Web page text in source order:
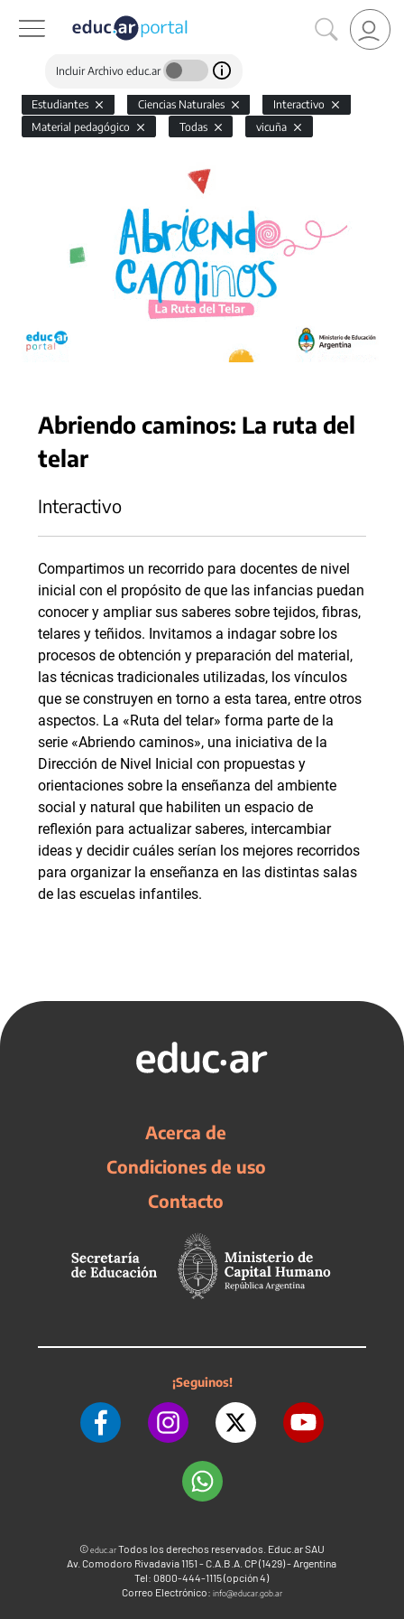
Incluir Archivo educ.ar
Estudiantes Ciencias Naturales
Interactivo
Material pedagógico
Todas vicuña
Abriendo caminos: La ruta del
telar
Interactivo
Compartimos un recorrido para docentes de nivel
inicial con el propósito de que las infancias puedan
conocer y ampliar sus saberes sobre tejidos, fibras,
telares y teñidos. Invitamos a indagar sobre los
procesos de obtención y preparación del material,
las técnicas tradicionales utilizadas, los vínculos
que se construyen en torno a esta tarea, entre otros
aspectos. La «Ruta del telar» forma parte de la
serie «Abriendo caminos», una iniciativa de la
Dirección de Nivel Inicial con propuestas y
orientaciones sobre la enseñanza del ambiente
social y natural que habiliten un espacio de
reflexión para actualizar saberes, intercambiar
ideas y decidir cuáles serían los mejores recorridos
para organizar la enseñanza en las distintas salas
de las escuelas infantiles.
Acerca de
Condiciones de uso
Contacto
¡Seguinos!
©educ.arTodos los derechos reservados. Educ.ar SAU
Av. Comodoro Rivadavia 1151 - C.A.B.A. CP (1429) - Argentina
Tel: 0800-444-1115 (opción 4)
Correo Electrónico: info@educar.gob.ar